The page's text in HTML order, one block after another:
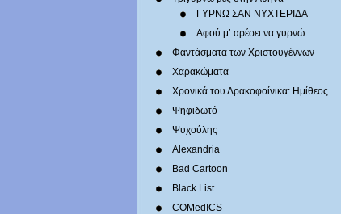
ΓΥΡΝΩ ΣΑΝ ΝΥΧΤΕΡΙΔΑ
Αφού μ’ αρέσει να γυρνώ
Φαντάσματα των Χριστουγέννων
Χαρακώματα
Χρονικά του Δρακοφοίνικα: Ημίθεος
Ψηφιδωτό
Ψυχούλης
Alexandria
Bad Cartoon
Black List
COMedICS